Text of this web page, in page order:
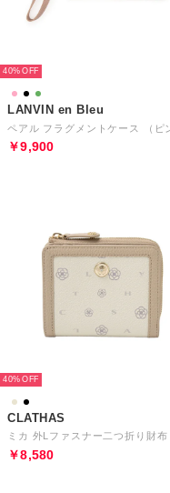
40%
LANVIN en Bleu
ペアル フラグメントケース （ピ
￥9,900
40%
CLATHAS
￥8,580